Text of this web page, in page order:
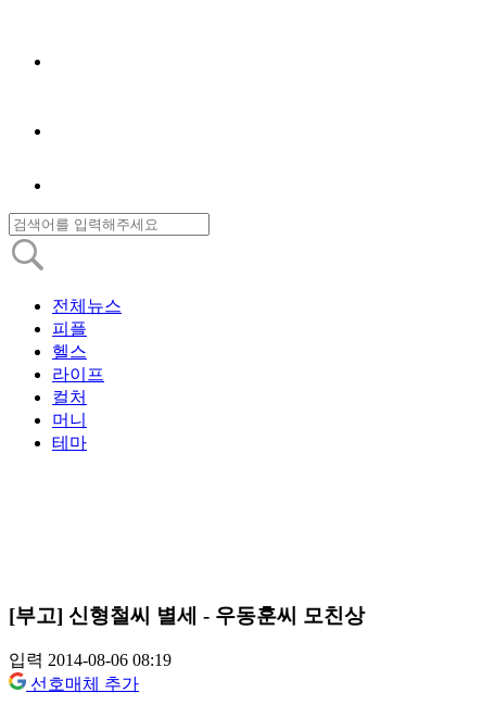
전체뉴스
피플
헬스
라이프
컬처
머니
테마
[부고] 신형철씨 별세 - 우동훈씨 모친상
입력 2014-08-06 08:19
선호매체 추가